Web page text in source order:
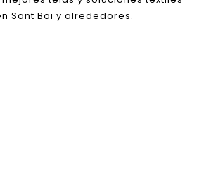
Sant Boi y alrededores.